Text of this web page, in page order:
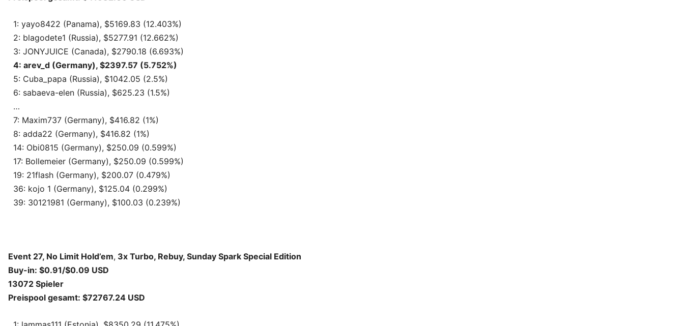
1: yayo8422 (Panama), $5169.83 (12.403%)
2: blagodete1 (Russia), $5277.91 (12.662%)
3: JONYJUICE (Canada), $2790.18 (6.693%)
4: arev_d (Germany), $2397.57 (5.752%)
5: Cuba_papa (Russia), $1042.05 (2.5%)
6: sabaeva-elen (Russia), $625.23 (1.5%)
…
7: Maxim737 (Germany), $416.82 (1%)
8: adda22 (Germany), $416.82 (1%)
14: Obi0815 (Germany), $250.09 (0.599%)
17: Bollemeier (Germany), $250.09 (0.599%)
19: 21flash (Germany), $200.07 (0.479%)
36: kojo 1 (Germany), $125.04 (0.299%)
39: 30121981 (Germany), $100.03 (0.239%)
Event 27, No Limit Hold’em, 3x Turbo, Rebuy, Sunday Spark Special Edition
Buy-in: $0.91/$0.09 USD
13072 Spieler
Preispool gesamt: $72767.24 USD